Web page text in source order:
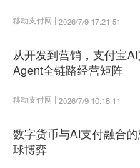
移动支付网 | 2026/7/9 17:21:51
从开发到营销，支付宝
Agent全链路经营矩阵
移动支付网 | 2026/7/9 10:18:11
数字货币与AI支付融合
球博弈